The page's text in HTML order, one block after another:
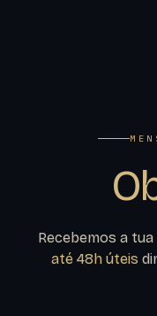
Recebemos a
até 48h úteis